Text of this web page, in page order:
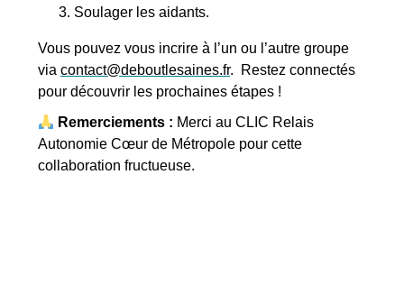
Soulager les aidants.
Vous pouvez vous incrire à l’un ou l’autre groupe
via contact@deboutlesaines.fr. Restez connectés
pour découvrir les prochaines étapes !
Remerciements : Merci au CLIC Relais
Autonomie Cœur de Métropole pour cette
collaboration fructueuse.